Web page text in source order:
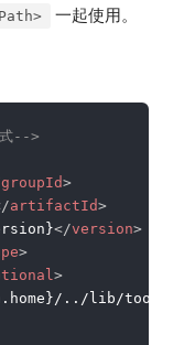
一起使用。
-->
groupId>
artifactId>
</version>
>
>
../lib/